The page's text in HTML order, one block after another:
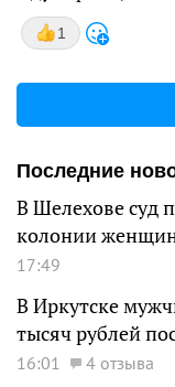
1
Последние
В Шелехове суд
колонии
17:49
В Иркутске
тысяч рублей
16:01 4 отзыва